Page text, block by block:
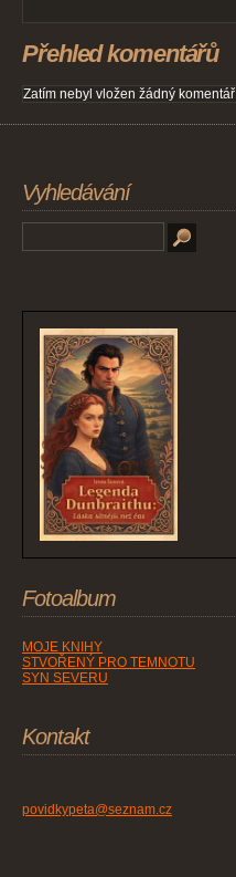
Přehled komentářů
Zatím nebyl vložen žádný komentář
Vyhledávání
Fotoalbum
MOJE KNIHY
STVOŘENÝ PRO TEMNOTU
SYN SEVERU
Kontakt
povidkypeta@seznam.cz